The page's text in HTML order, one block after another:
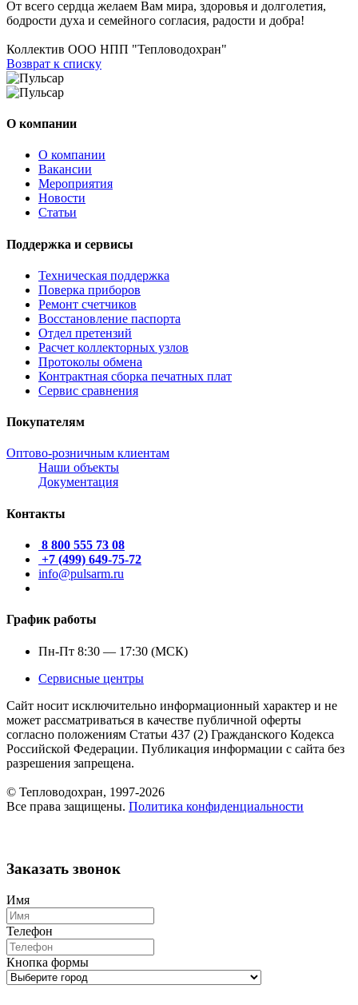
От всего сердца желаем Вам мира, здоровья и долголетия,
бодрости духа и семейного согласия, радости и добра!
Коллектив ООО НПП "Тепловодохран"
Возврат к списку
О компании
О компании
Вакансии
Мероприятия
Новости
Статьи
Поддержка и сервисы
Техническая поддержка
Поверка приборов
Ремонт счетчиков
Восстановление паспорта
Отдел претензий
Расчет коллекторных узлов
Протоколы обмена
Контрактная сборка печатных плат
Сервис сравнения
Покупателям
Оптово-розничным клиентам
Наши объекты
Документация
Контакты
8 800 555 73 08
+7 (499) 649-75-72
info@pulsarm.ru
График работы
Пн-Пт 8:30 — 17:30 (МСК)
Сервисные центры
Сайт носит исключительно информационный характер и не
может рассматриваться в качестве публичной оферты
согласно положениям Статьи 437 (2) Гражданского Кодекса
Российской Федерации. Публикация информации с сайта без
разрешения запрещена.
© Тепловодохран, 1997-2026
Все права защищены. Политика конфиденциальности
Заказать звонок
Имя
Телефон
Кнопка формы